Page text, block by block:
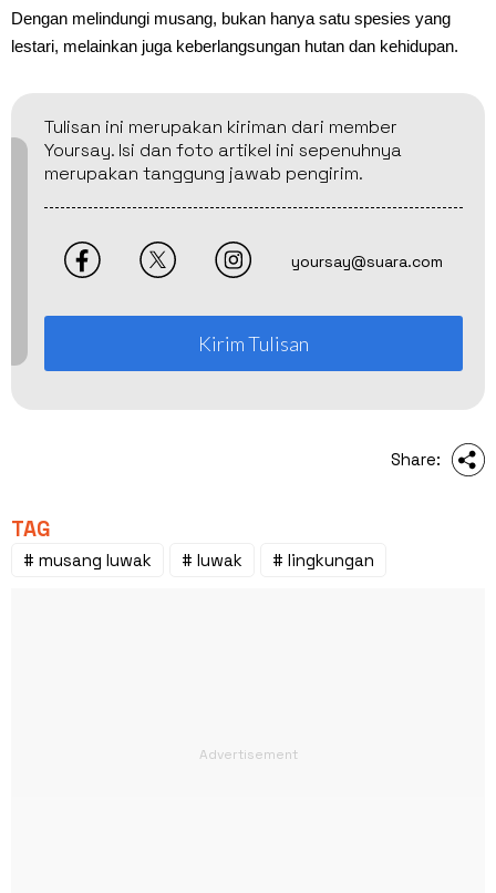
Dengan melindungi musang, bukan hanya satu spesies yang
lestari, melainkan juga keberlangsungan hutan dan kehidupan.
Tulisan ini merupakan kiriman dari member
Yoursay. Isi dan foto artikel ini sepenuhnya
merupakan tanggung jawab pengirim.
yoursay@suara.com
Kirim Tulisan
Share:
TAG
# musang luwak # luwak # lingkungan